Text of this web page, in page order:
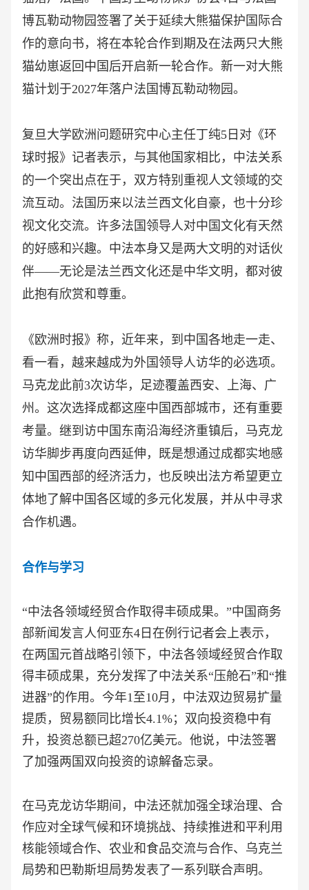
博瓦勒动物园签署了关于延续大熊猫保护国际合
作的意向书，将在本轮合作到期及在法两只大熊
猫幼崽返回中国后开启新一轮合作。新一对大熊
猫计划于2027年落户法国博瓦勒动物园。
复旦大学欧洲问题研究中心主任丁纯5日对《环
球时报》记者表示，与其他国家相比，中法关系
的一个突出点在于，双方特别重视人文领域的交
流互动。法国历来以法兰西文化自豪，也十分珍
视文化交流。许多法国领导人对中国文化有天然
的好感和兴趣。中法本身又是两大文明的对话伙
伴——无论是法兰西文化还是中华文明，都对彼
此抱有欣赏和尊重。
《欧洲时报》称，近年来，到中国各地走一走、
看一看，越来越成为外国领导人访华的必选项。
马克龙此前3次访华，足迹覆盖西安、上海、广
州。这次选择成都这座中国西部城市，还有重要
考量。继到访中国东南沿海经济重镇后，马克龙
访华脚步再度向西延伸，既是想通过成都实地感
知中国西部的经济活力，也反映出法方希望更立
体地了解中国各区域的多元化发展，并从中寻求
合作机遇。
合作与学习
“中法各领域经贸合作取得丰硕成果。”中国商务
部新闻发言人何亚东4日在例行记者会上表示，
在两国元首战略引领下，中法各领域经贸合作取
得丰硕成果，充分发挥了中法关系“压舱石”和“推
进器”的作用。今年1至10月，中法双边贸易扩量
提质，贸易额同比增长4.1%；双向投资稳中有
升，投资总额已超270亿美元。他说，中法签署
了加强两国双向投资的谅解备忘录。
在马克龙访华期间，中法还就加强全球治理、合
作应对全球气候和环境挑战、持续推进和平利用
核能领域合作、农业和食品交流与合作、乌克兰
局势和巴勒斯坦局势发表了一系列联合声明。